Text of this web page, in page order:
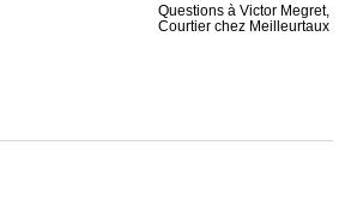
Questions à Victor Megret,
Courtier chez Meilleurtaux